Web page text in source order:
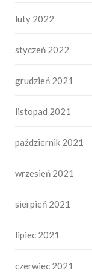
luty 2022
styczeń 2022
grudzień 2021
listopad 2021
październik 2021
wrzesień 2021
sierpień 2021
lipiec 2021
czerwiec 2021